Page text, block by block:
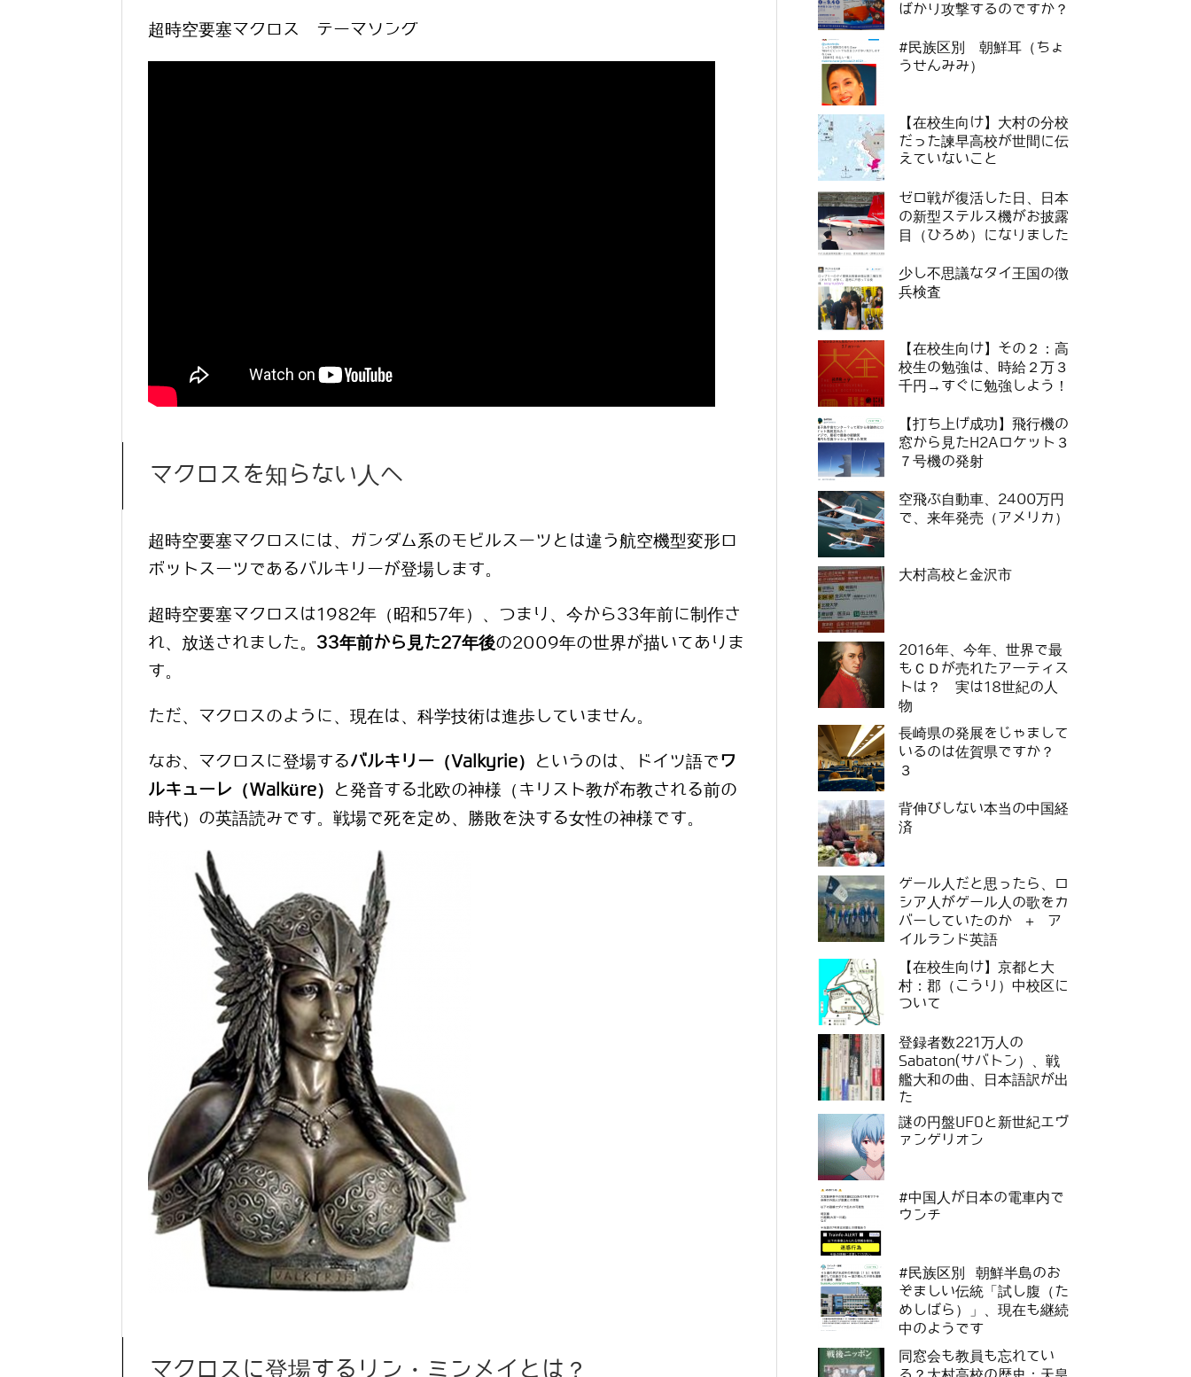
超時空要塞マクロス テーマソング
マクロスを知らない人へ
超時空要塞マクロスには、ガンダム系のモビルスーツとは違う航空機型変形ロ
ボットスーツであるバルキリーが登場します。
超時空要塞マクロスは1982年（昭和57年） 、つまり、今から33年前に制作さ
れ、放送されました。 33年前から見た27年後の2009年の世界が描いてありま
す。
ただ、マクロスのように、現在は、科学技術は進歩していません。
なお、マクロスに登場するバルキリー（Valkyrie） というのは、ドイツ語でワ
ルキューレ（Walküre）
と発音する北欧の神様（キリスト教が布教される前の
時代）の英語読みです。戦場で死を定め、勝敗を決する女性の神様です。
マクロスに登場するリン・ミンメイとは？
ばかり攻撃するのですか？
#民族区別 朝鮮耳（ちょ
うせんみみ）
【在校生向け】大村の分校
だった諫早高校が世間に伝
えていないこと
ゼロ戦が復活した日、日本
の新型ステルス機がお披露
目（ひろめ）になりました
少し不思議なタイ王国の徴
兵検査
【在校生向け】その２：高
校生の勉強は、時給２万３
千円→すぐに勉強しよう！
【打ち上げ成功】飛行機の
窓から見たH2Aロケット３
７号機の発射
空飛ぶ自動車、2400万円
で、来年発売（アメリカ）
大村高校と金沢市
2016年、今年、世界で最
もＣＤが売れたアーティス
トは？ 実は18世紀の人
物
長崎県の発展をじゃまして
いるのは佐賀県ですか？
３
背伸びしない本当の中国経
済
ゲール人だと思ったら、ロ
シア人がゲール人の歌をカ
バーしていたのか ＋ ア
イルランド英語
【在校生向け】京都と大
村：郡（こうり）中校区に
ついて
登録者数221万人の
Sabaton(サバトン）、戦
艦大和の曲、日本語訳が出
た
謎の円盤UFOと新世紀エヴ
ァンゲリオン
#中国人が日本の電車内で
ウンチ
#民族区別 朝鮮半島のお
ぞましい伝統「試し腹（た
めしばら）」、現在も継続
中のようです
同窓会も教員も忘れてい